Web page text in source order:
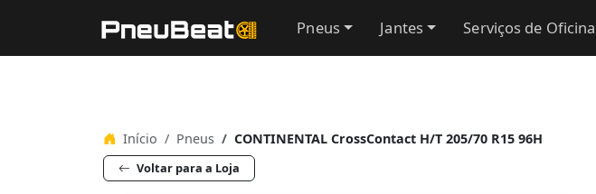
Pneus Jantes Serviços de Oficina
Início Pneus CONTINENTAL CrossContact H/T 205/70 R15 96H
Voltar para a Loja